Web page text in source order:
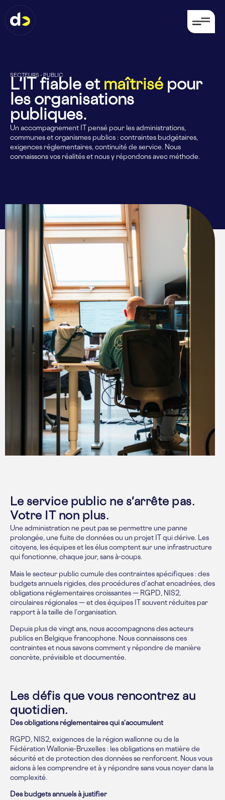
SECTEURS - PUBLIC
L'IT fiable et maîtrisé pour
les organisations
publiques.
Un accompagnement IT pensé pour les administrations,
communes et organismes publics : contraintes budgétaires,
exigences réglementaires, continuité de service. Nous
connaissons vos réalités et nous y répondons avec méthode.
Le service public ne s'arrête pas.
Votre IT non plus.
Une administration ne peut pas se permettre une panne
prolongée, une fuite de données ou un projet IT qui dérive. Les
citoyens, les équipes et les élus comptent sur une infrastructure
qui fonctionne, chaque jour, sans à-coups.
Mais le secteur public cumule des contraintes spécifiques : des
budgets annuels rigides, des procédures d’achat encadrées, des
obligations réglementaires croissantes — RGPD, NIS2,
circulaires régionales — et des équipes IT souvent réduites par
rapport à la taille de l’organisation.
Depuis plus de vingt ans, nous accompagnons des acteurs
publics en Belgique francophone. Nous connaissons ces
contraintes et nous savons comment y répondre de manière
concrète, prévisible et documentée.
Les défis que vous rencontrez au
quotidien.
Des obligations réglementaires qui s’accumulent
RGPD, NIS2, exigences de la région wallonne ou de la
Fédération Wallonie-Bruxelles : les obligations en matière de
sécurité et de protection des données se renforcent. Nous vous
aidons à les comprendre et à y répondre sans vous noyer dans la
complexité.
Des budgets annuels à justifier